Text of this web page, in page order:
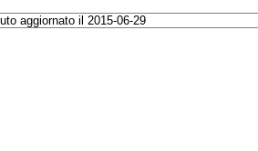
aggiornato il 2015-06-29